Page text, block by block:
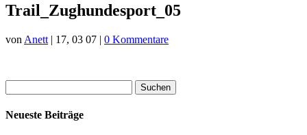
Trail_Zughundesport_05
von Anett | 17, 03 07 | 0 Kommentare
nach:
Neueste Beiträge